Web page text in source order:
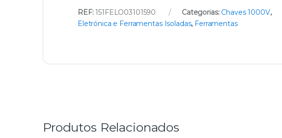
REF:151FELO03101590 Categorias: Chaves 1000V,
Eletrónica e Ferramentas Isoladas, Ferramentas
Produtos Relacionados